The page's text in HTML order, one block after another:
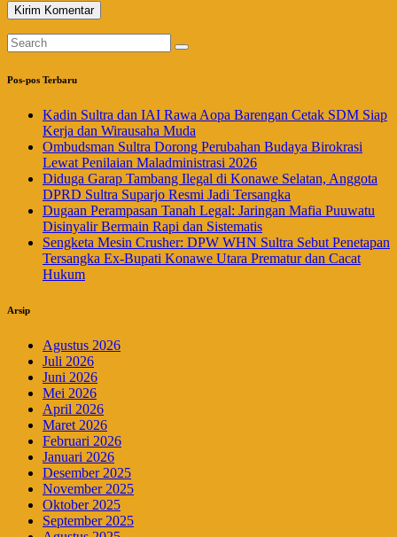
Pos-pos Terbaru
Kadin Sultra dan IAI Rawa Aopa Barengan Cetak SDM Siap
Kerja dan Wirausaha Muda
Ombudsman Sultra Dorong Perubahan Budaya Birokrasi
Lewat Penilaian Maladministrasi 2026
Diduga Garap Tambang Ilegal di Konawe Selatan, Anggota
DPRD Sultra Suparjo Resmi Jadi Tersangka
Dugaan Perampasan Tanah Legal: Jaringan Mafia Puuwatu
Disinyalir Bermain Rapi dan Sistematis
Sengketa Mesin Crusher: DPW WHN Sultra Sebut Penetapan
Tersangka Ex-Bupati Konawe Utara Prematur dan Cacat
Hukum
Arsip
Agustus 2026
Juli 2026
Juni 2026
Mei 2026
April 2026
Maret 2026
Februari 2026
Januari 2026
Desember 2025
November 2025
Oktober 2025
September 2025